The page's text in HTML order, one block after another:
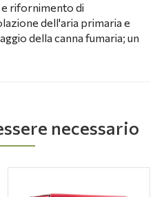
necessario
e rifornimento di
dell'aria primaria e
della canna fumaria; un